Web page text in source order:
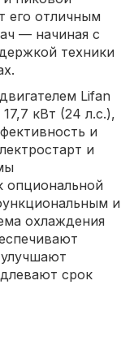
его отличным
— начиная с
техники
Lifan
кВт (24 л.с.),
и
и
опциональной
и
охлаждения
срок